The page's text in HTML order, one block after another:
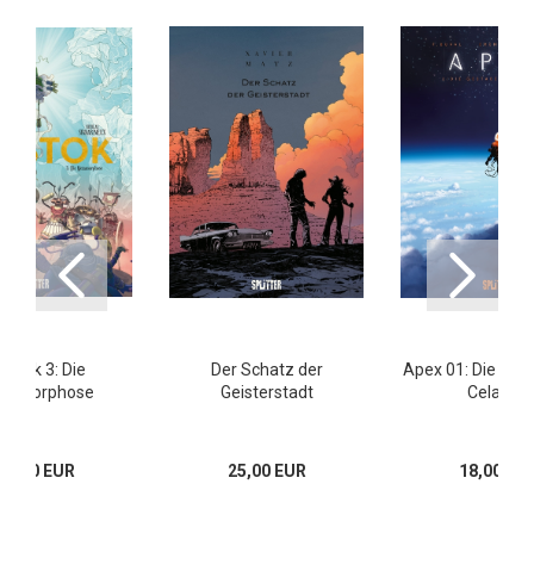
3: Die
EUR
Der Schatz der
Geisterstadt
25,00 EUR
Apex 01: Die
Celadön
18,00